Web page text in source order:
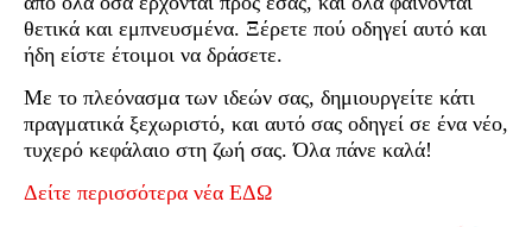
θετικά και εμπνευσμένα. Ξέρετε πού οδηγεί αυτό και
ήδη είστε έτοιμοι να δράσετε.
Με το πλεόνασμα των ιδεών σας, δημιουργείτε κάτι
πραγματικά ξεχωριστό, και αυτό σας οδηγεί σε ένα νέο,
τυχερό κεφάλαιο στη ζωή σας. Όλα πάνε καλά!
Δείτε περισσότερα νέα ΕΔΩ